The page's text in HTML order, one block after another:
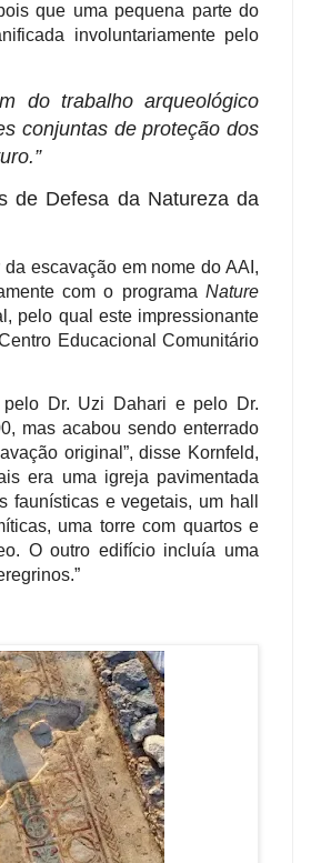
que uma pequena parte do
involuntariamente pelo
do trabalho arqueológico
conjuntas de proteção dos
de Defesa da Natureza da
escavação em nome do AAI,
com o programa Nature
pelo qual este impressionante
Educacional Comunitário
Dr. Uzi Dahari e pelo Dr.
mas acabou sendo enterrado
original”, disse Kornfeld,
era uma igreja pavimentada
faunísticas e vegetais, um hall
uma torre com quartos e
O outro edifício incluía uma